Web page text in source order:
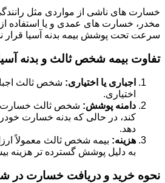
خسارت های ناشی از مواردی مثل رانندگی
مخدر، خسارت های عمدی و یا استفاده
سرعت تحت پوشش بیمه بدنه آسیا قرار
تفاوت بیمه شخص ثالث و بدنه
اجباری یا اختیاری: شخص ثالث
اختیاری.
دامنه پوشش: شخص ثالث خسارت
کند، در حالی که بدنه خسارت
دهد.
هزینه: بیمه شخص ثالث معمولاً
به دلیل پوشش گسترده تر هزینه
نحوه خرید و دریافت خسارت در